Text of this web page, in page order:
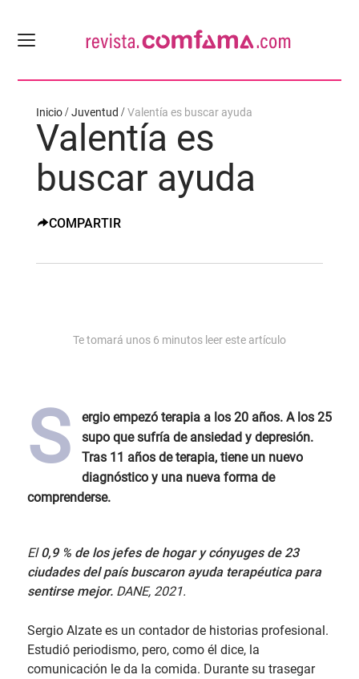
Inicio Juventud Valentía es buscar ayuda
Valentía es
buscar ayuda
COMPARTIR
Te tomará unos 6 minutos leer este artículo
S
ergio empezó terapia a los 20 años. A los 25
supo que sufría de ansiedad y depresión.
Tras 11 años de terapia, tiene un nuevo
diagnóstico y una nueva forma de
comprenderse.
El0,9 % de los jefes de hogar y cónyuges de 23
ciudades del país buscaron ayuda terapéutica para
sentirse mejor. DANE, 2021.
Sergio Alzate es un contador de historias profesional.
Estudió periodismo, pero, como él dice, la
comunicación le da la comida. Durante su trasegar